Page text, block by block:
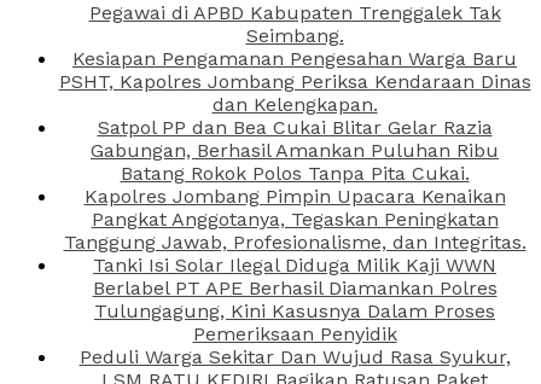
Pegawai di APBD Kabupaten Trenggalek Tak
Seimbang.
Kesiapan Pengamanan Pengesahan Warga Baru
PSHT, Kapolres Jombang Periksa Kendaraan Dinas
dan Kelengkapan.
Satpol PP dan Bea Cukai Blitar Gelar Razia
Gabungan, Berhasil Amankan Puluhan Ribu
Batang Rokok Polos Tanpa Pita Cukai.
Kapolres Jombang Pimpin Upacara Kenaikan
Pangkat Anggotanya, Tegaskan Peningkatan
Tanggung Jawab, Profesionalisme, dan Integritas.
Tanki Isi Solar Ilegal Diduga Milik Kaji WWN
Berlabel PT APE Berhasil Diamankan Polres
Tulungagung, Kini Kasusnya Dalam Proses
Pemeriksaan Penyidik
Peduli Warga Sekitar Dan Wujud Rasa Syukur,